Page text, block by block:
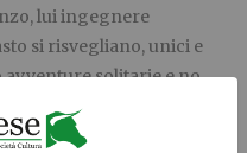
lui ingegnere
si risvegliano, unici e
solitarie e no
inquietudini filosofiche e
il desiderio di stare con